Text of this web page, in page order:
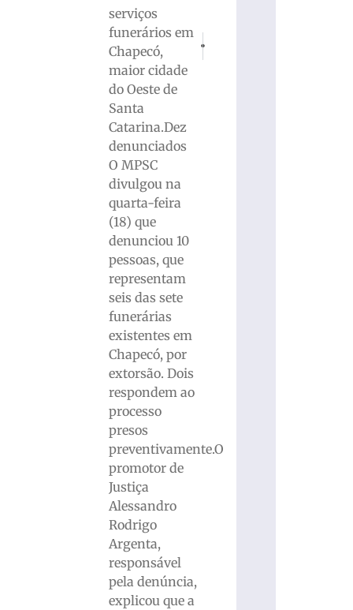
serviços
funerários em
Chapecó,
maior cidade
do Oeste de
Santa
Catarina.Dez
denunciados
O MPSC
divulgou na
quarta-feira
(18) que
denunciou 10
pessoas, que
representam
seis das sete
funerárias
existentes em
Chapecó, por
extorsão. Dois
respondem ao
processo
presos
preventivamente.O
promotor de
Justiça
Alessandro
Rodrigo
Argenta,
responsável
pela denúncia,
explicou que a
PRÓXIMO